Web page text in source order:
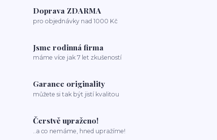
Doprava ZDARMA
pro objednávky nad 1000 Kč
Jsme rodinná firma
máme více jak 7 let zkušeností
Garance originality
můžete si tak být jistí kvalitou
Čerstvě upraženo!
..a co nemáme, hned upražíme!